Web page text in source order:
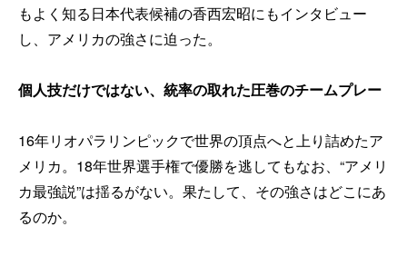
もよく知る日本代表候補の香西宏昭にもインタビュー
し、アメリカの強さに迫った。
個人技だけではない、統率の取れた圧巻のチームプレー
16年リオパラリンピックで世界の頂点へと上り詰めたア
メリカ。18年世界選手権で優勝を逃してもなお、“アメリ
カ最強説”は揺るがない。果たして、その強さはどこにあ
るのか。